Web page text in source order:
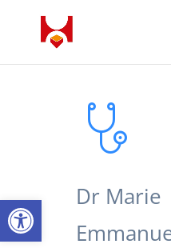
Open toolbarDr Marie